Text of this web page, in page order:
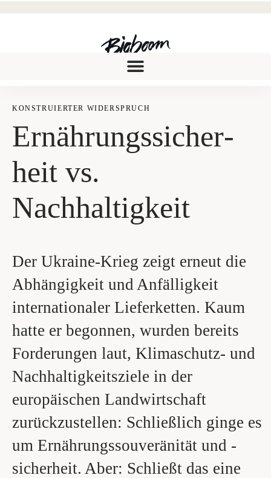
KON­STRU­IER­TER WIDER­SPRUCH
Ernäh­rungs­si­cher­
heit vs.
Nachhaltigkeit
Der Ukraine-Krieg zeigt erneut die
Abhängigkeit und Anfälligkeit
internationaler Lieferketten. Kaum
hatte er begonnen, wurden bereits
Forderungen laut, Klimaschutz- und
Nachhaltigkeitsziele in der
europäischen Landwirtschaft
zurückzustellen: Schließlich ginge es
um Ernährungssouveränität und -
sicherheit. Aber: Schließt das eine